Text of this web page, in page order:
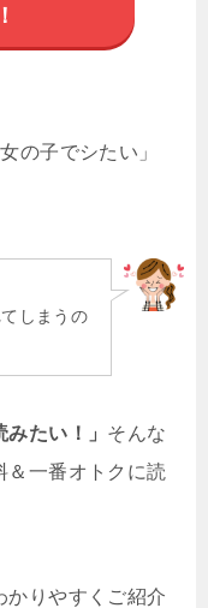
の子でシたい」
しまうの
たい！」 そんな
＆一番オトクに読
かりやすくご紹介